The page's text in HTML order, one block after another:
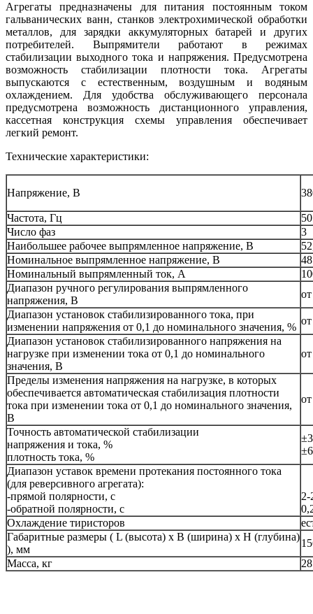
Агрегаты предназначены для питания постоянным током
гальванических ванн, станков электрохимической обработки
металлов, для зарядки аккумуляторных батарей и других
потребителей. Выпрямители работают в режимах
стабилизации выходного тока и напряжения. Предусмотрена
возможность стабилизации плотности тока. Агрегаты
выпускаются с естественным, воздушным и водяным
охлаждением. Для удобства обслуживающего персонала
предусмотрена возможность дистанционного управления,
кассетная конструкция схемы управления обеспечивает
легкий ремонт.
Технические характеристики:
Напряжение, В
Частота, Гц
50
Число фаз
3
Наибольшее рабочее выпрямленное напряжение, В
Номинальное выпрямленное напряжение, В
48
Номинальный выпрямленный ток, А
Диапазон ручного регулирования выпрямленного
напряжения, В
Диапазон установок стабилизированного тока, при
изменении напряжения от 0,1 до номинального значения, %
Диапазон установок стабилизированного напряжения на
нагрузке при изменении тока от 0,1 до номинального
значения, В
Пределы изменения напряжения на нагрузке, в которых
обеспечивается автоматическая стабилизация плотности
тока при изменении тока от 0,1 до номинального значения,
В
Точность автоматической стабилизации
напряжения и тока, %
плотность тока, %
±3
±6
Диапазон уставок времени протекания постоянного тока
(для реверсивного агрегата):
-прямой полярности, с
-обратной полярности, с
2-
Охлаждение тиристоров
Габаритные размеры ( L (высота) х В (ширина) х Н (глубина)
), мм
Масса, кг